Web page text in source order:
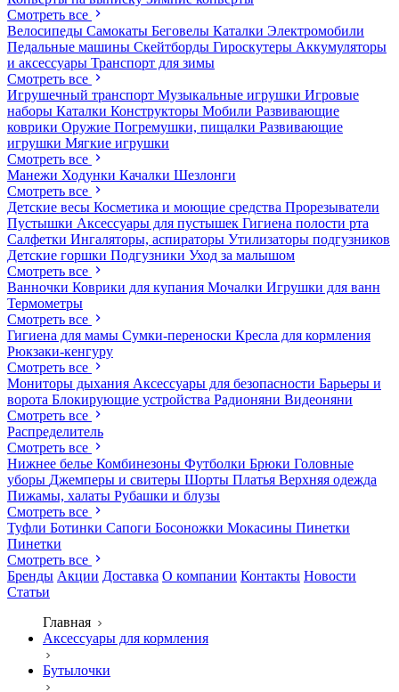
Смотреть все
Велосипеды Самокаты Беговелы Каталки Электромобили
Педальные машины Скейтборды Гироскутеры Аккумуляторы
и аксессуары Транспорт для зимы
Смотреть все
Игрушечный транспорт Музыкальные игрушки Игровые
наборы Каталки Конструкторы Мобили Развивающие
коврики Оружие Погремушки, пищалки Развивающие
игрушки Мягкие игрушки
Смотреть все
Манежи Ходунки Качалки Шезлонги
Смотреть все
Детские весы Косметика и моющие средства Прорезыватели
Пустышки Аксессуары для пустышек Гигиена полости рта
Салфетки Ингаляторы, аспираторы Утилизаторы подгузников
Детские горшки Подгузники Уход за малышом
Смотреть все
Ванночки Коврики для купания Мочалки Игрушки для ванн
Термометры
Смотреть все
Гигиена для мамы Сумки-переноски Кресла для кормления
Рюкзаки-кенгуру
Смотреть все
Мониторы дыхания Аксессуары для безопасности Барьеры и
ворота Блокирующие устройства Радионяни Видеоняни
Смотреть все
Распределитель
Смотреть все
Нижнее белье Комбинезоны Футболки Брюки Головные
уборы Джемперы и свитеры Шорты Платья Верхняя одежда
Пижамы, халаты Рубашки и блузы
Смотреть все
Туфли Ботинки Сапоги Босоножки Мокасины Пинетки
Пинетки
Смотреть все
Бренды Акции Доставка О компании Контакты Новости
Статьи
Главная
Аксессуары для кормления
Бутылочки